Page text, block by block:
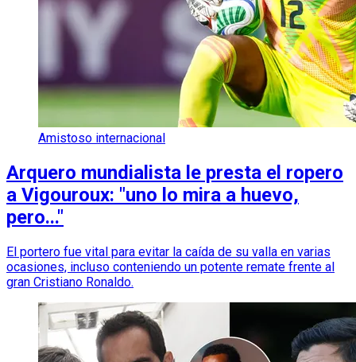
Amistoso internacional
Arquero mundialista le presta el ropero
a Vigouroux: "uno lo mira a huevo,
pero..."
El portero fue vital para evitar la caída de su valla en varias
ocasiones, incluso conteniendo un potente remate frente al
gran Cristiano Ronaldo.